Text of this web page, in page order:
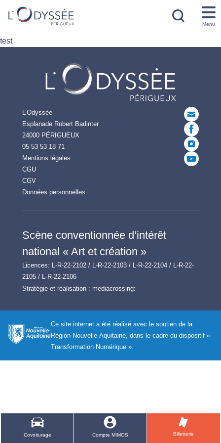
Covoiturage Compte MIMOS Billetterie
Menu
test
L’Odyssée
Esplanade Robert Badinter
24000 PÉRIGUEUX
05 53 53 18 71
Mentions légales
CGU
CGV
Données personnelles
Scène conventionnée d’intérêt
national « Art et création »
Licences: L-R-22-2102 / L-R-22-2103 / L-R-22-2104 / L-R-22-
2105 / L-R-22-2106
Stratégie et réalisation : mediacrossing:
Ce site internet a été réalisé avec le soutien de la
Région Nouvelle-Aquitaine, dans le cadre du dispositif «
Transformation Numérique ».